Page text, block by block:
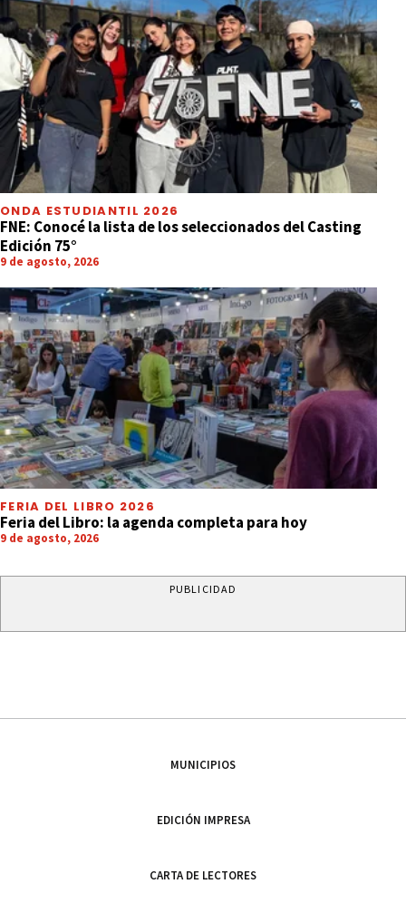
ONDA ESTUDIANTIL 2026
FNE: Conocé la lista de los seleccionados del Casting
Edición 75°
9 de agosto, 2026
FERIA DEL LIBRO 2026
Feria del Libro: la agenda completa para hoy
9 de agosto, 2026
PUBLICIDAD
MUNICIPIOS
EDICIÓN IMPRESA
CARTA DE LECTORES